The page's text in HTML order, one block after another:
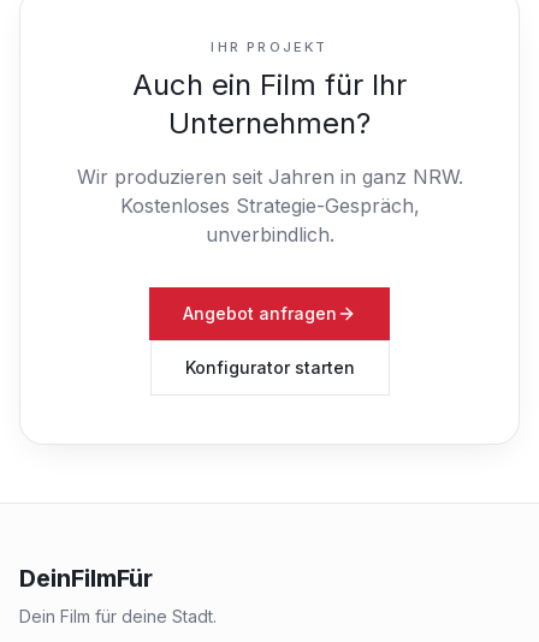
IHR PROJEKT
Auch ein Film für Ihr
Unternehmen?
Wir produzieren seit Jahren in ganz NRW.
Kostenloses Strategie-Gespräch,
unverbindlich.
Angebot anfragen
Konfigurator starten
DeinFilmFür
Dein Film für deine Stadt.